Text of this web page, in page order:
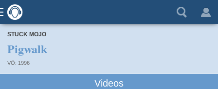
STUCK MOJO
Pigwalk
VÖ: 1996
Videos